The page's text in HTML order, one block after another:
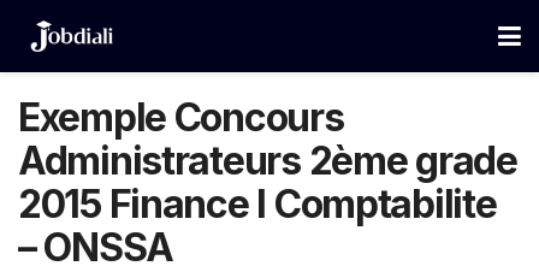
Exemple Concours
Administrateurs 2ème grade
2015 Finance I Comptabilite
– ONSSA